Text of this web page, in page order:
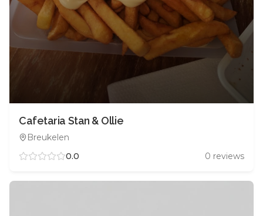
Cafetaria Stan & Ollie
Breukelen
0.0
0 reviews